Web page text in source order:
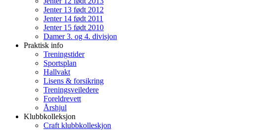
Jenter 13 født 2012
Jenter 14 født 2011
Jenter 15 født 2010
Damer 3. og 4. divisjon
Praktisk info
Treningstider
Sportsplan
Hallvakt
Lisens & forsikring
Treningsveiledere
Foreldrevett
Årshjul
Klubbkolleksjon
Craft klubbkolleskjon